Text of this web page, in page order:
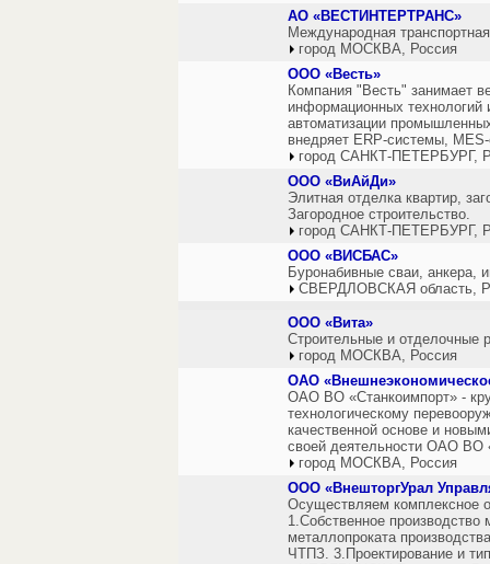
АО «ВЕСТИНТЕРТРАНС»
Международная
город МОСКВА, Россия
ООО «Весть»
Компания "Весть" занимает
информационных технологий
автоматизации
внедряет ERP-системы,
город САНКТ-ПЕТЕРБУРГ,
ООО «ВиАйДи»
Элитная отделка квартир,
Загородное строительство.
город САНКТ-ПЕТЕРБУРГ,
ООО «ВИСБАС»
Буронабивные сваи, анкера,
СВЕРДЛОВСКАЯ область,
ООО «Вита»
Строительные и отделочные
город МОСКВА, Россия
ОАО
ОАО ВО «Станкоимпорт» -
технологическому
качественной основе и
своей деятельности ОАО ВО
город МОСКВА, Россия
ООО «ВнешторгУрал
Осуществляем комплексное
1.Собственное
металлопроката
ЧТПЗ. 3.Проектирование и